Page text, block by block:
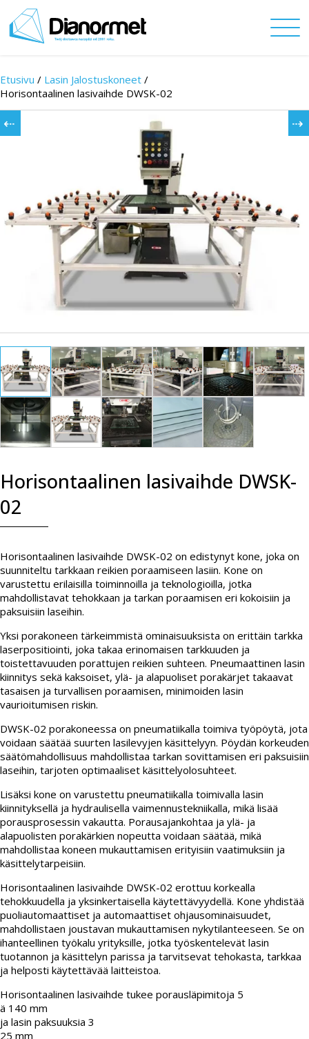
Etusivu / Lasin Jalostuskoneet /
Horisontaalinen lasivaihde DWSK-02
Horisontaalinen lasivaihde DWSK-
02
Horisontaalinen lasivaihde DWSK-02 on edistynyt kone, joka on
suunniteltu tarkkaan reikien poraamiseen lasiin. Kone on
varustettu erilaisilla toiminnoilla ja teknologioilla, jotka
mahdollistavat tehokkaan ja tarkan poraamisen eri kokoisiin ja
paksuisiin laseihin.
Yksi porakoneen tärkeimmistä ominaisuuksista on erittäin tarkka
laserpositiointi, joka takaa erinomaisen tarkkuuden ja
toistettavuuden porattujen reikien suhteen. Pneumaattinen lasin
kiinnitys sekä kaksoiset, ylä- ja alapuoliset porakärjet takaavat
tasaisen ja turvallisen poraamisen, minimoiden lasin
vaurioitumisen riskin.
DWSK-02 porakoneessa on pneumatiikalla toimiva työpöytä, jota
voidaan säätää suurten lasilevyjen käsittelyyn. Pöydän korkeuden
säätömahdollisuus mahdollistaa tarkan sovittamisen eri paksuisiin
laseihin, tarjoten optimaaliset käsittelyolosuhteet.
Lisäksi kone on varustettu pneumatiikalla toimivalla lasin
kiinnityksellä ja hydraulisella vaimennustekniikalla, mikä lisää
porausprosessin vakautta. Porausajankohtaa ja ylä- ja
alapuolisten porakärkien nopeutta voidaan säätää, mikä
mahdollistaa koneen mukauttamisen erityisiin vaatimuksiin ja
käsittelytarpeisiin.
Horisontaalinen lasivaihde DWSK-02 erottuu korkealla
tehokkuudella ja yksinkertaisella käytettävyydellä. Kone yhdistää
puoliautomaattiset ja automaattiset ohjausominaisuudet,
mahdollistaen joustavan mukauttamisen nykytilanteeseen. Se on
ihanteellinen työkalu yrityksille, jotka työskentelevät lasin
tuotannon ja käsittelyn parissa ja tarvitsevat tehokasta, tarkkaa
ja helposti käytettävää laitteistoa.
Horisontaalinen lasivaihde tukee porausläpimitoja 5
ä 140 mm
ja lasin paksuuksia 3
25 mm